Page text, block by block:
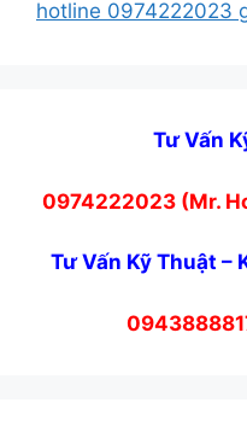
hotline 0974222023
Tư Vấn
0974222023 (Mr.
Tư Vấn Kỹ Thuật –